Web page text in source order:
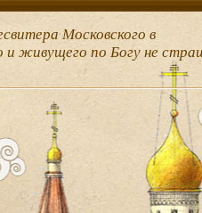
Московского в
и живущего по Богу не